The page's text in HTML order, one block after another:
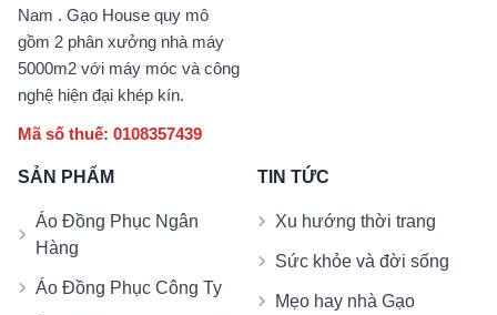
Nam . Gạo House quy mô
gồm 2 phân xưởng nhà máy
5000m2 với máy móc và công
nghệ hiện đại khép kín.
Mã số thuế: 0108357439
SẢN PHẨM
Áo Đồng Phục Ngân
Hàng
Áo Đồng Phục Công Ty
TIN TỨC
Xu hướng thời trang
Sức khỏe và đời sống
Mẹo hay nhà Gạo